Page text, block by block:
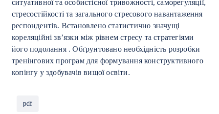
ситуативної та особистісної тривожності, саморегуляції,
стресостійкості та загального стресового навантаження
респондентів. Встановлено статистично значущі
кореляційні зв’язки між рівнем стресу та стратегіями
його подолання . Обґрунтовано необхідність розробки
тренінгових програм для формування конструктивного
копінгу у здобувачів вищої освіти.
pdf